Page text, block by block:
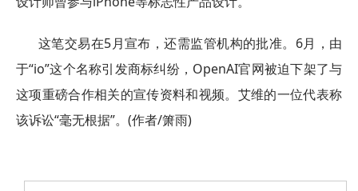
这笔交易在5月宣布，还需监管机构的批准。6月，由
于“io”这个名称引发商标纠纷，OpenAI官网被迫下架了与
这项重磅合作相关的宣传资料和视频。艾维的一位代表称
该诉讼“毫无根据”。(作者/箫雨)